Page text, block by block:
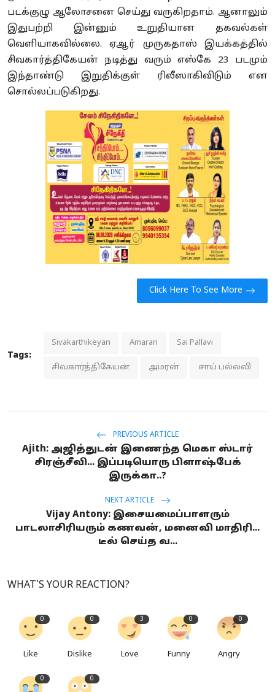
படக்குழு ஆலோசனை செய்து வருகிறதாம். ஆனாலும்
இதுபற்றி இன்னும் உறுதியான தகவல்கள்
வெளியாகவில்லை. ஏஆர் முருகதாஸ் இயக்கத்தில்
சிவகார்த்திகேயன் நடித்து வரும் எஸ்கே 23 படமும்
இந்தாண்டு இறுதிக்குள் ரிலீஸாகிவிடும் என
சொல்லப்படுகிறது.
Click Here To See More
Tags:
Sivakarthikeyan Amaran Sai Pallavi
சிவகார்த்திகேயன் அமரன் சாய் பல்லவி
PREVIOUS ARTICLE
Ajith: அஜித்துடன் இணைந்த மெகா ஸ்டார்
சிரஞ்சீவி... இப்படியொரு பிளாஷ்பேக்
இருக்கா..?
NEXT ARTICLE
Vijay Antony: இசையமைப்பாளரும்
பாடலாசிரியரும் கணவன், மனைவி மாதிரி...
டீல் செய்த வ...
WHAT'S YOUR REACTION?
0
Like
0
Dislike
3
Love
0
Funny
0
Angry
0 0